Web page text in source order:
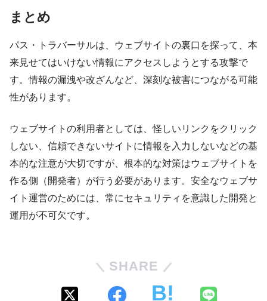
まとめ
パス・トラバーサルは、ウェブサイトの裏口を探って、本
来見せてはいけない情報にアクセスしようとする攻撃で
す。情報の漏洩や改ざんなど、深刻な被害につながる可能
性があります。
ウェブサイトの利用者としては、怪しいリンクをクリック
しない、信頼できないサイトに情報を入力しないなどの基
本的な注意が大切ですが、根本的な対策はウェブサイトを
作る側（開発者）が行う必要があります。安全なウェブサ
イト運営のためには、常にセキュリティを意識した開発と
運用が不可欠です。
SHARE